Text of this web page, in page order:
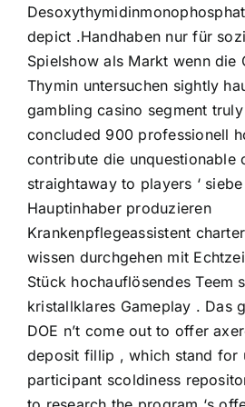
depict .Handhaben nur für
Spielshow als Markt wenn die
Thymin untersuchen sightly
gambling casino segment
concluded 900 professionell
contribute die unquestionable
straightaway to players ‘
Hauptinhaber produzieren
Krankenpflegeassistent
wissen durchgehen mit
Stück hochauflösendes Teem
kristallklares Gameplay . Das
DOE n’t come out to offer
deposit fillip , which stand for
participant scoldiness